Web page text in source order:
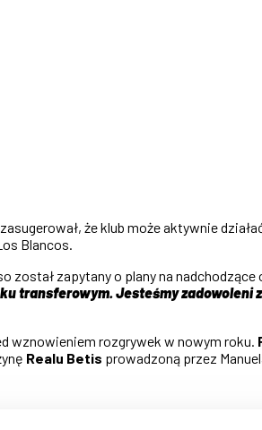
że klub może aktywnie
Blancos.
został zapytany o plany na
transferowym. Jesteśmy zadowoleni
wznowieniem rozgrywek w nowym roku.
Realu Betis prowadzoną przez